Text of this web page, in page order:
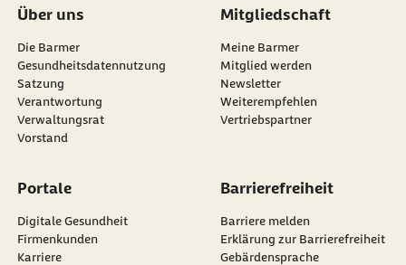
Über uns
Die Barmer
Gesundheitsdatennutzung
Satzung
Verantwortung
Verwaltungsrat
Vorstand
Mitgliedschaft
Meine Barmer
Mitglied werden
Newsletter
externer Link:
Weiterempfehlen
Vertriebspartner
Portale
Digitale Gesundheit
Firmenkunden
Karriere
Barrierefreiheit
Barriere melden
Erklärung zur Barrierefreiheit
Gebärdensprache